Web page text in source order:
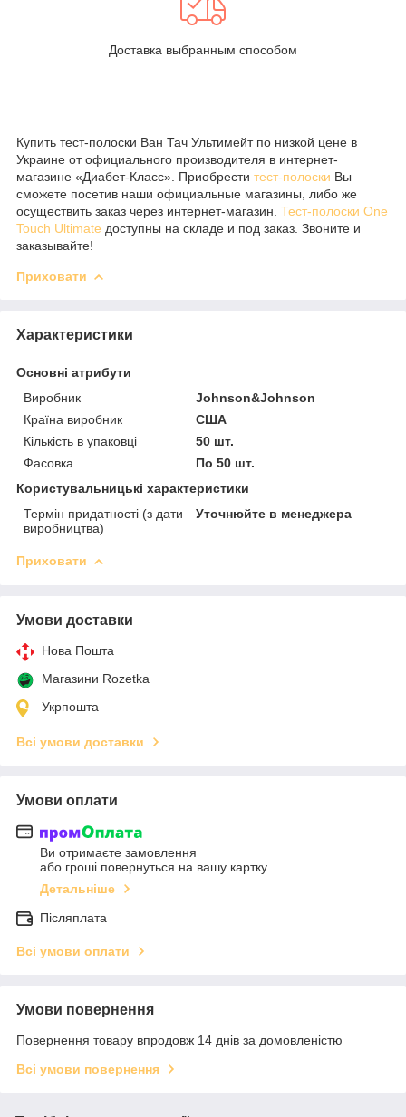
Доставка выбранным способом
Купить тест-полоски Ван Тач Ультимейт по низкой цене в
Украине от официального производителя в интернет-
магазине «Диабет-Класс». Приобрести тест-полоски Вы
сможете посетив наши официальные магазины, либо же
осуществить заказ через интернет-магазин. Тест-полоски One
Touch Ultimate доступны на складе и под заказ. Звоните и
заказывайте!
Приховати
Характеристики
Основні атрибути
Виробник
Johnson&Johnson
Країна виробник
США
Кількість в упаковці
50 шт.
Фасовка
По 50 шт.
Користувальницькі характеристики
Термін придатності (з дати
виробництва)
Уточнюйте в менеджера
Приховати
Умови доставки
Нова Пошта
Магазини Rozetka
Укрпошта
Всі умови доставки
Умови оплати
Ви отримаєте замовлення
або гроші повернуться на вашу картку
Детальніше
Післяплата
Всі умови оплати
Умови повернення
Повернення товару впродовж 14 днів за домовленістю
Всі умови повернення